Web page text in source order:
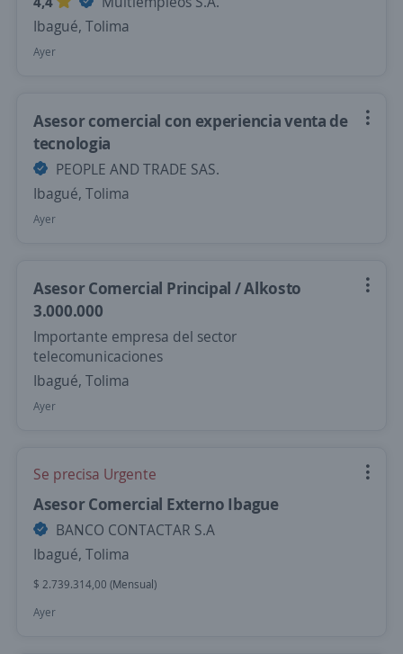
Ibagué, Tolima
Ayer
Asesor comercial con experiencia venta de
tecnologia
PEOPLE AND TRADE SAS.
Ibagué, Tolima
Ayer
Asesor Comercial Principal / Alkosto
3.000.000
Importante empresa del sector
telecomunicaciones
Ibagué, Tolima
Ayer
Se precisa Urgente
Asesor Comercial Externo Ibague
BANCO CONTACTAR S.A
Ibagué, Tolima
$ 2.739.314,00 (Mensual)
Ayer